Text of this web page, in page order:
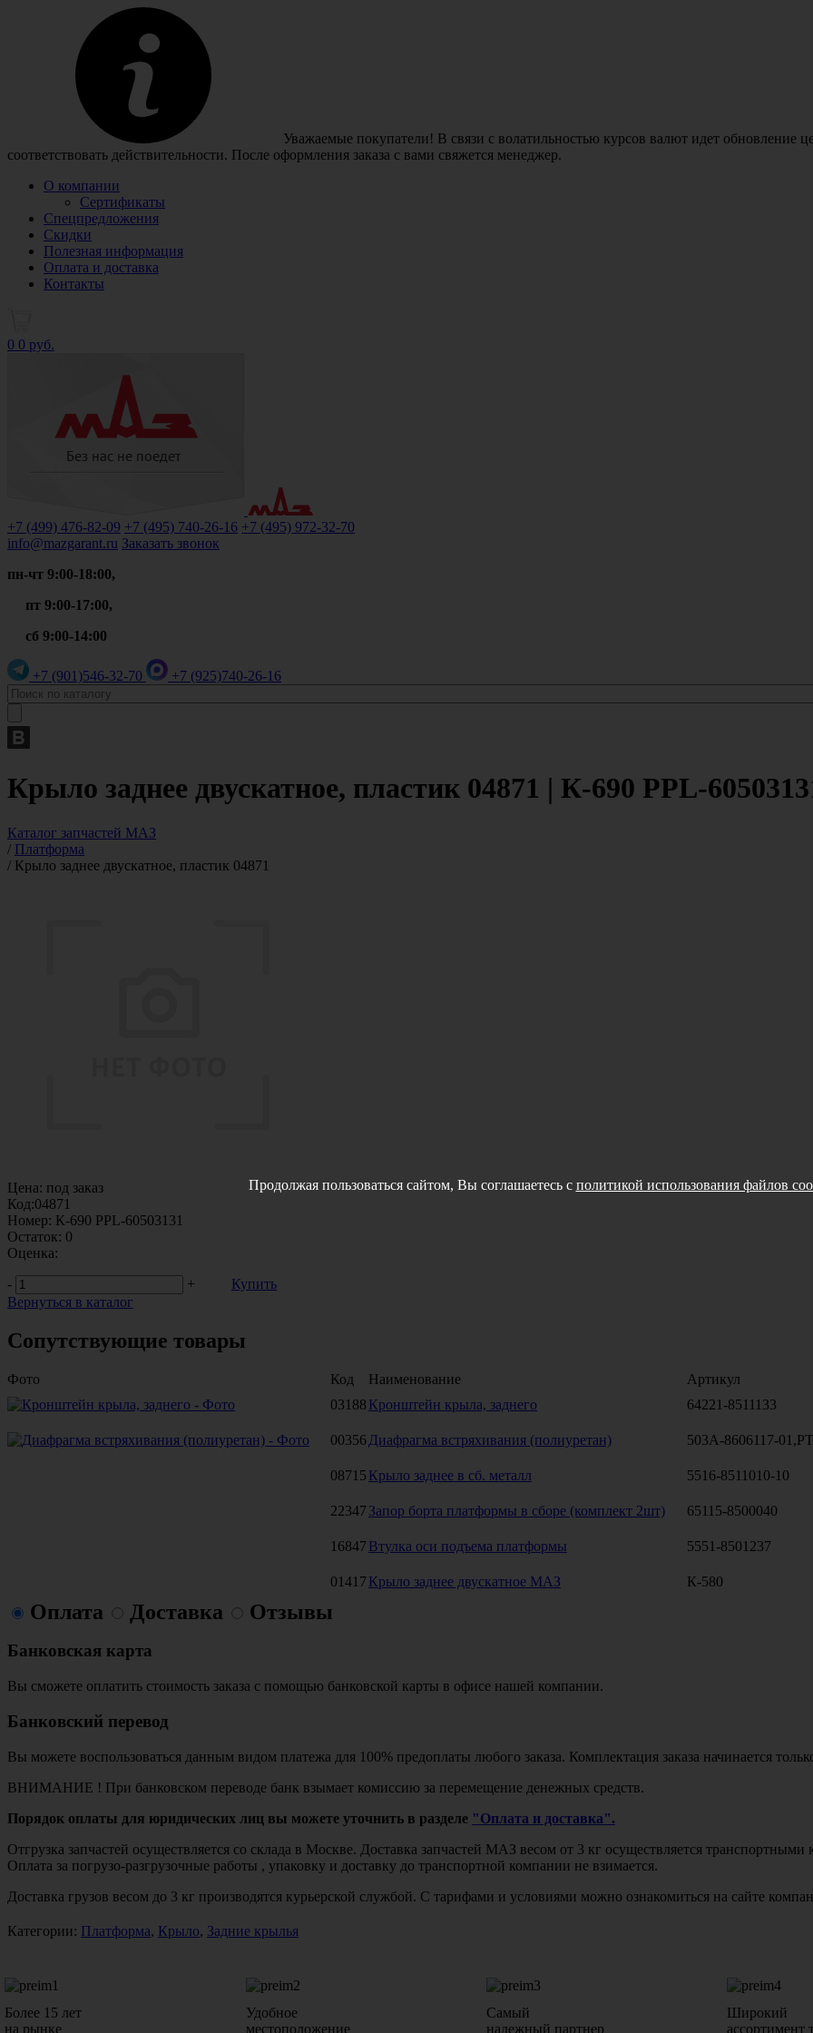
Уважаемые покупатели! В связи с волатильностью курсов валют идет обновление
соответствовать действительности. После оформления заказа с вами свяжется менеджер.
О компании
Сертификаты
Спецпредложения
Скидки
Полезная информация
Оплата и доставка
Контакты
0 0 руб.
+7 (499) 476-82-09 +7 (495) 740-26-16 +7 (495) 972-32-70
info@mazgarant.ru Заказать звонок
пн-чт 9:00-18:00,
пт 9:00-17:00,
сб 9:00-14:00
+7 (901)546-32-70 +7 (925)740-26-16
Крыло заднее двускатное, пластик 04871 | К-690 PPL-
Каталог запчастей МАЗ
/ Платформа
/ Крыло заднее двускатное, пластик 04871
Цена: под заказ
Код:04871
Номер: К-690 PPL-60503131
Остаток: 0
Оценка:
-
+
Купить
Вернуться в каталог
Сопутствующие товары
Фото Код Наименование
Артикул
03188 Кронштейн крыла, заднего 64221-8511133
00356 Диафрагма встряхивания (полиуретан) 503А-8606117-
08715 Крыло заднее в сб. металл 5516-8511010-10
22347Запор борта платформы в сборе (комплект 2шт) 65115-8500040
16847Втулка оси подъема платформы 5551-8501237
01417Крыло заднее двускатное МАЗ К-580
Оплата Доставка Отзывы
Банковская карта
Вы сможете оплатить стоимость заказа с помощью банковской карты в офисе нашей компании.
Банковский перевод
Вы можете воспользоваться данным видом платежа для 100% предоплаты любого заказа. Комплектация заказа начинается
ВНИМАНИЕ ! При банковском переводе банк взымает комиссию за перемещение денежных средств.
Порядок оплаты для юридических лиц вы можете уточнить в разделе "Оплата и доставка".
Отгрузка запчастей осуществляется со склада в Москве. Доставка запчастей МАЗ весом от 3 кг осуществляется
Оплата за погрузо-разгрузочные работы , упаковку и доставку до транспортной компании не взимается.
Доставка грузов весом до 3 кг производятся курьерской службой. С тарифами и условиями можно ознакомиться на сайте
Категории: Платформа, Крыло, Задние крылья
Более 15 лет
на рынке
Удобное
местоположение
Самый
надежный партнер
Широкий
ассортимент
Продолжая пользоваться сайтом, Вы соглашаетесь с политикой использования файлов